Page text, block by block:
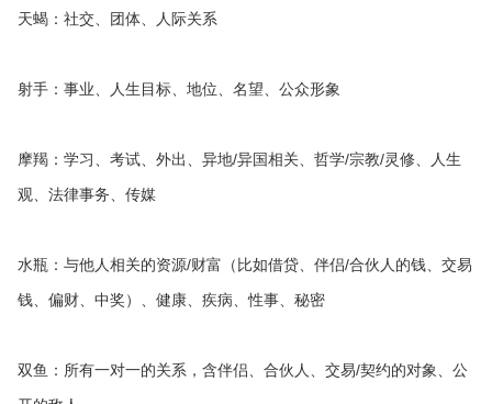
天蝎：社交、团体、人际关系
射手：事业、人生目标、地位、名望、公众形象
摩羯：学习、考试、外出、异地/异国相关、哲学/宗教/灵修、人生
观、法律事务、传媒
水瓶：与他人相关的资源/财富（比如借贷、伴侣/合伙人的钱、交易
钱、偏财、中奖）、健康、疾病、性事、秘密
双鱼：所有一对一的关系，含伴侣、合伙人、交易/契约的对象、公